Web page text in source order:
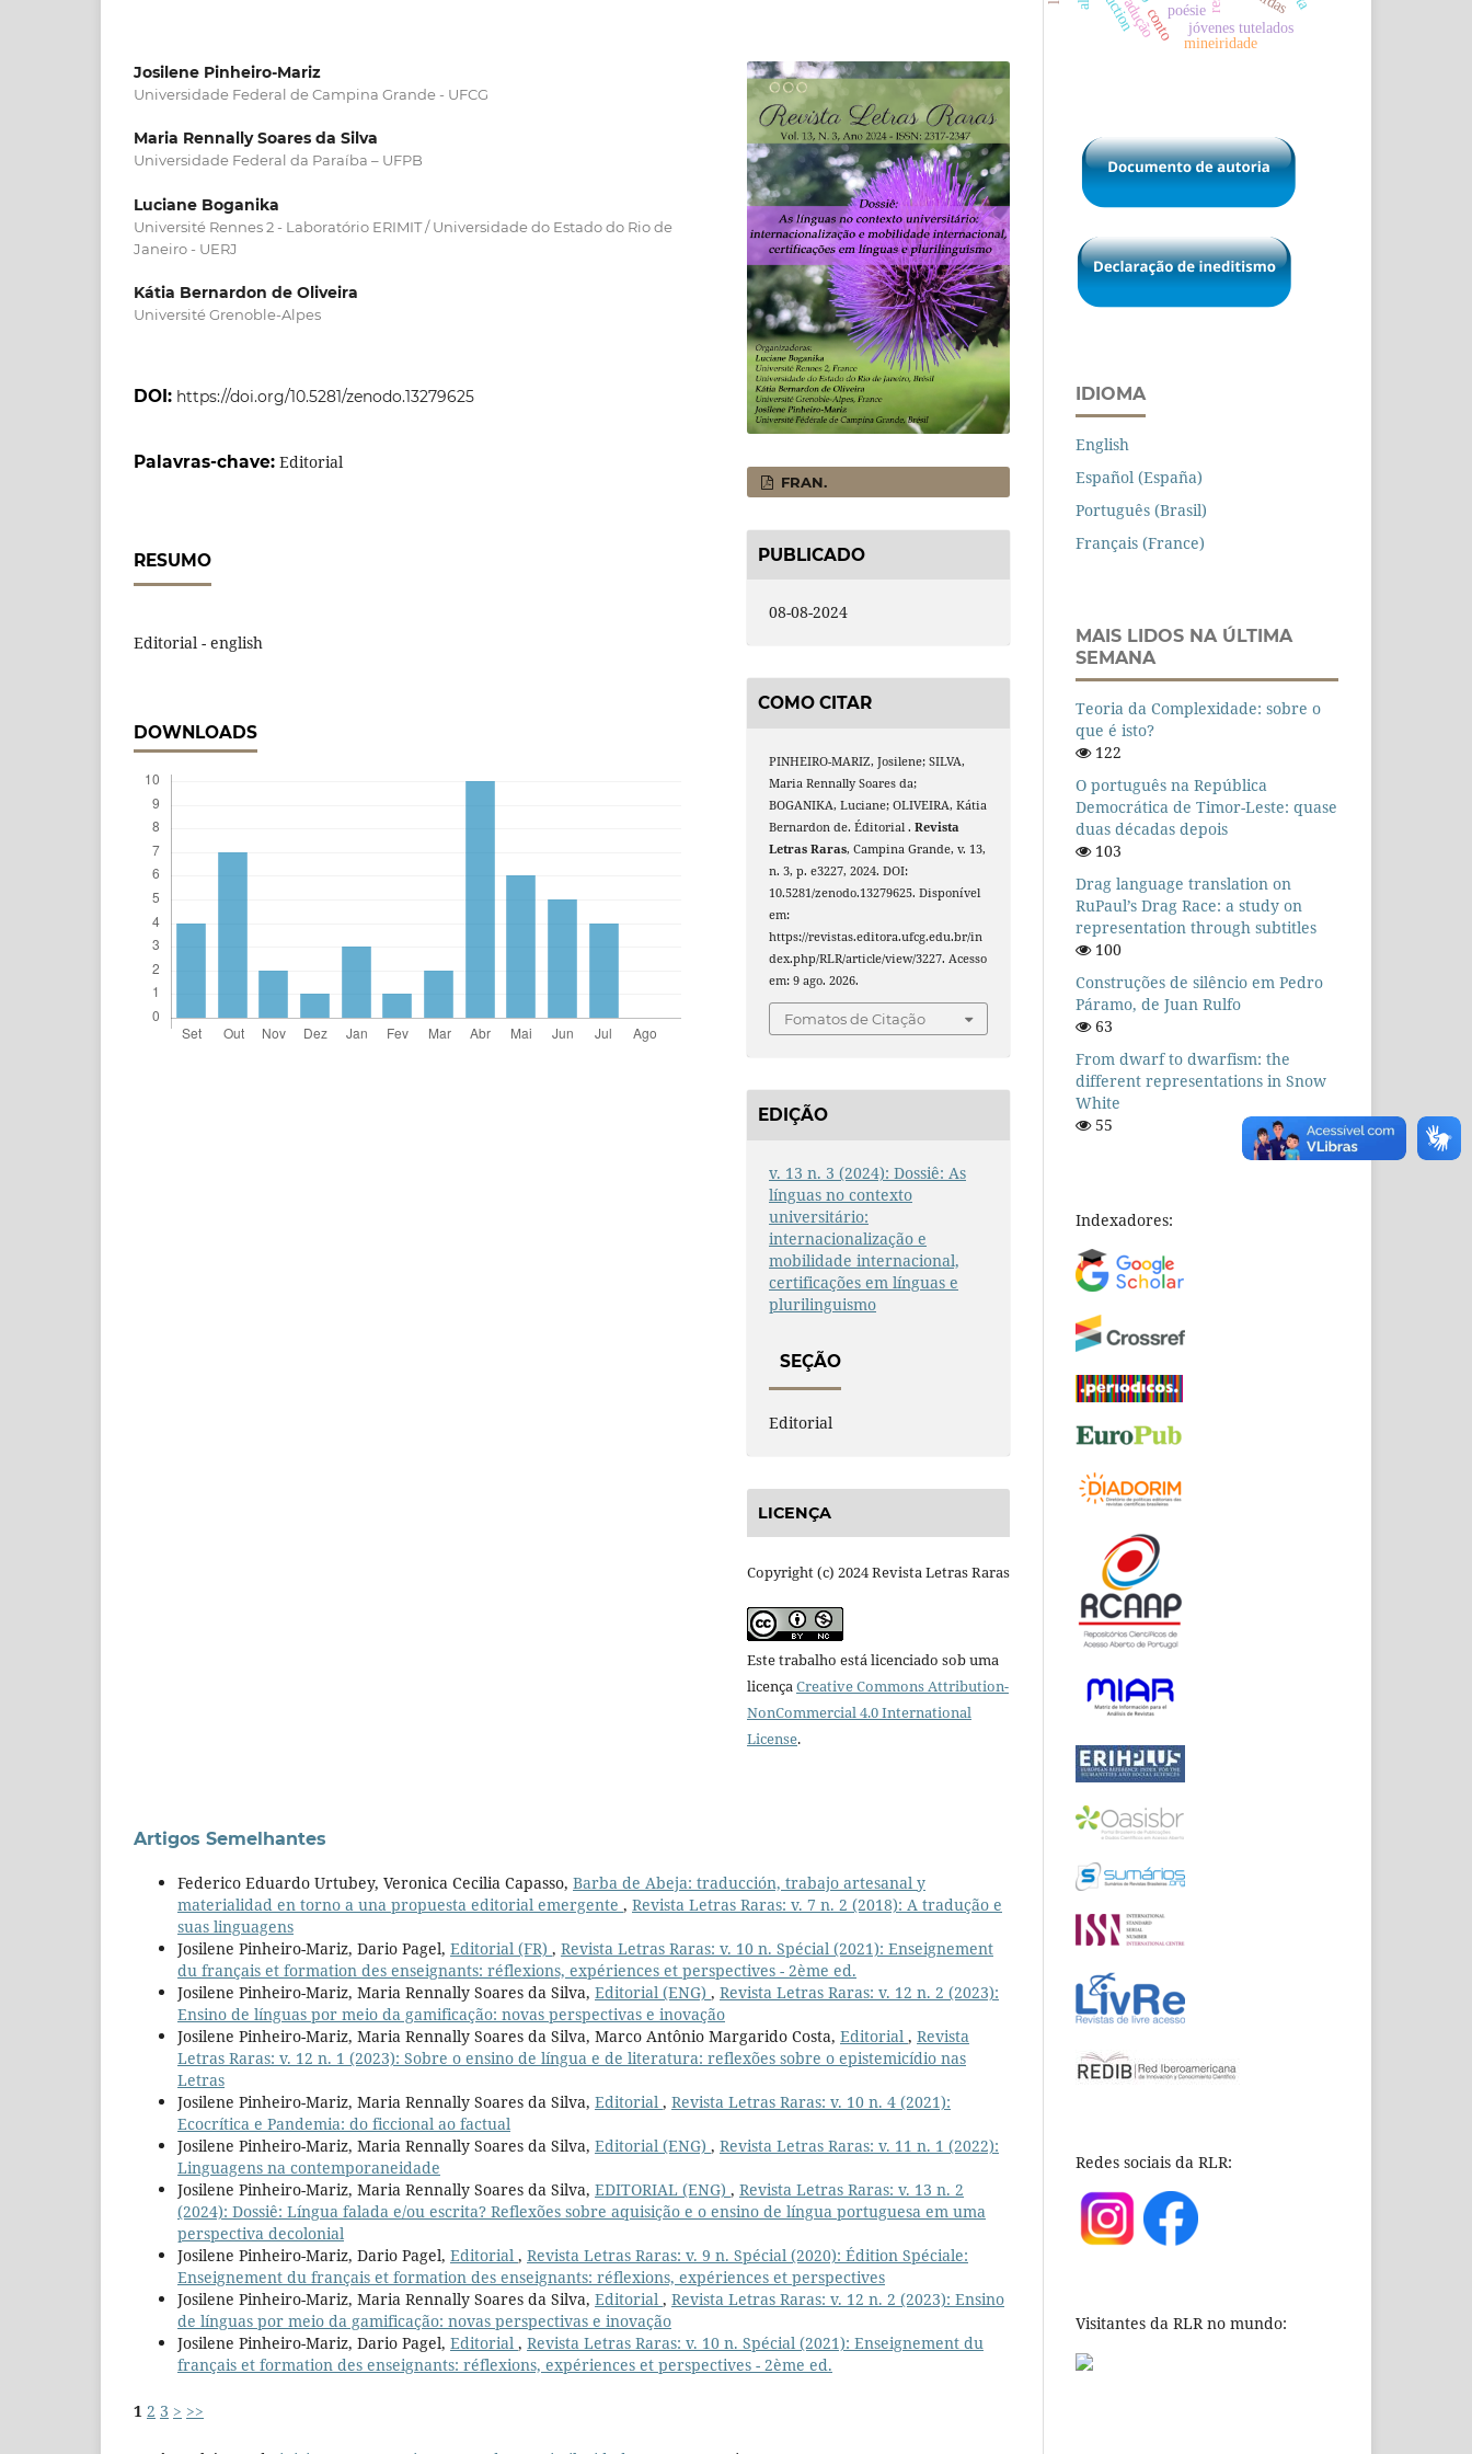
Josilene Pinheiro-Mariz
Universidade Federal de Campina Grande - UFCG
Maria Rennally Soares da Silva
Universidade Federal da Paraíba – UFPB
Luciane Boganika
Université Rennes 2 - Laboratório ERIMIT / Universidade do Estado do Rio de
Janeiro - UERJ
Kátia Bernardon de Oliveira
Université Grenoble-Alpes
DOI: https://doi.org/10.5281/zenodo.13279625
Palavras-chave: Editorial
RESUMO
Editorial - english
DOWNLOADS
FRAN.
PUBLICADO
08-08-2024
COMO CITAR
PINHEIRO-MARIZ, Josilene; SILVA,
Maria Rennally Soares da;
BOGANIKA, Luciane; OLIVEIRA, Kátia
Bernardon de. Éditorial .Revista
Letras Raras, Campina Grande, v. 13,
n. 3, p. e3227, 2024. DOI:
10.5281/zenodo.13279625. Disponível
em:
https://revistas.editora.ufcg.edu.br/in
dex.php/RLR/article/view/3227. Acesso
em: 9 ago. 2026.
Fomatos de Citação
EDIÇÃO
v. 13 n. 3 (2024): Dossiê: As
línguas no contexto
universitário:
internacionalização e
mobilidade internacional,
certificações em línguas e
plurilinguismo
SEÇÃO
Editorial
LICENÇA
Copyright (c) 2024 Revista Letras Raras
Este trabalho está licenciado sob uma
licençaCreative Commons Attribution-
NonCommercial 4.0 International
License.
Artigos Semelhantes
Federico Eduardo Urtubey, Veronica Cecilia Capasso, Barba de Abeja: traducción, trabajo artesanal y
materialidad en torno a una propuesta editorial emergente , Revista Letras Raras: v. 7 n. 2 (2018): A tradução e
suas linguagens
Josilene Pinheiro-Mariz, Dario Pagel, Editorial (FR) , Revista Letras Raras: v. 10 n. Spécial (2021): Enseignement
du français et formation des enseignants: réflexions, expériences et perspectives - 2ème ed.
Josilene Pinheiro-Mariz, Maria Rennally Soares da Silva, Editorial (ENG) , Revista Letras Raras: v. 12 n. 2 (2023):
Ensino de línguas por meio da gamificação: novas perspectivas e inovação
Josilene Pinheiro-Mariz, Maria Rennally Soares da Silva, Marco Antônio Margarido Costa, Editorial , Revista
Letras Raras: v. 12 n. 1 (2023): Sobre o ensino de língua e de literatura: reflexões sobre o epistemicídio nas
Letras
Josilene Pinheiro-Mariz, Maria Rennally Soares da Silva, Editorial , Revista Letras Raras: v. 10 n. 4 (2021):
Ecocrítica e Pandemia: do ficcional ao factual
Josilene Pinheiro-Mariz, Maria Rennally Soares da Silva, Editorial (ENG) , Revista Letras Raras: v. 11 n. 1 (2022):
Linguagens na contemporaneidade
Josilene Pinheiro-Mariz, Maria Rennally Soares da Silva, EDITORIAL (ENG) , Revista Letras Raras: v. 13 n. 2
(2024): Dossiê: Língua falada e/ou escrita? Reflexões sobre aquisição e o ensino de língua portuguesa em uma
perspectiva decolonial
Josilene Pinheiro-Mariz, Dario Pagel, Editorial , Revista Letras Raras: v. 9 n. Spécial (2020): Édition Spéciale:
Enseignement du français et formation des enseignants: réflexions, expériences et perspectives
Josilene Pinheiro-Mariz, Maria Rennally Soares da Silva, Editorial , Revista Letras Raras: v. 12 n. 2 (2023): Ensino
de línguas por meio da gamificação: novas perspectivas e inovação
Josilene Pinheiro-Mariz, Dario Pagel, Editorial , Revista Letras Raras: v. 10 n. Spécial (2021): Enseignement du
français et formation des enseignants: réflexions, expériences et perspectives - 2ème ed.
1 2 3 > >>
poésie
jóvenes tutelados
mineiridade
conto
IDIOMA
English
Español (España)
Português (Brasil)
Français (France)
MAIS LIDOS NA ÚLTIMA
SEMANA
Teoria da Complexidade: sobre o
que é isto?
122
O português na República
Democrática de Timor-Leste: quase
duas décadas depois
103
Drag language translation on
RuPaul’s Drag Race: a study on
representation through subtitles
100
Construções de silêncio em Pedro
Páramo, de Juan Rulfo
63
From dwarf to dwarfism: the
different representations in Snow
White
55
Indexadores:
Redes sociais da RLR:
Visitantes da RLR no mundo: